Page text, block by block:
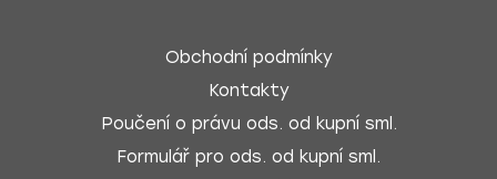
Obchodní podmínky
Kontakty
Poučení o právu ods. od kupní sml.
Formulář pro ods. od kupní sml.